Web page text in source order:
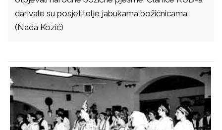
darivale su posjetitelje jabukama božićnicama.
(Nada Kozić)